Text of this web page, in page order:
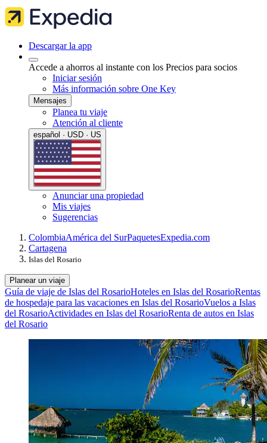
Descargar la app
Accede a ahorros al instante con los Precios para socios
Iniciar sesión
Más información sobre One Key
Mensajes
Planea tu viaje
Atención al cliente
español · USD · US
Anunciar una propiedad
Mis viajes
Sugerencias
ColombiaAmérica del SurPaquetesExpedia.com
Cartagena
Islas del Rosario
Planear un viaje
Guía de viaje de Islas del RosarioHoteles en Islas del RosarioRentas
de hospedaje para las vacaciones en Islas del RosarioVuelos a Islas
del RosarioActividades en Islas del RosarioRenta de autos en Islas
del Rosario